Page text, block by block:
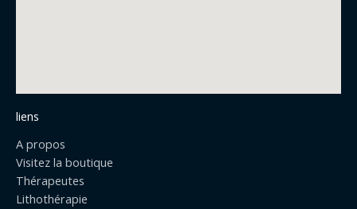
liens
A propos
Visitez la boutique
Thérapeutes
Lithothérapie